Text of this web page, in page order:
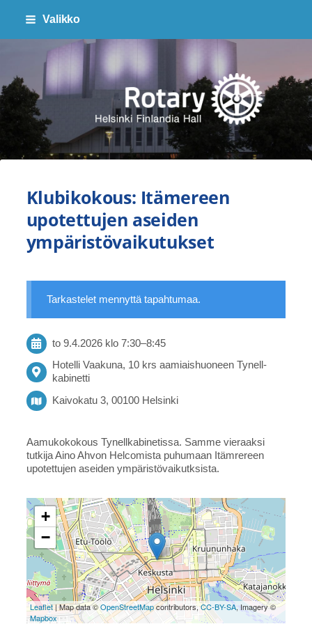
Siirry
sivun
sisältöön
Valikko
Finlandia Hall Rotaryklubi ry
Klubikokous: Itämereen
upotettujen aseiden
ympäristövaikutukset
Tarkastelet mennyttä tapahtumaa.
to 9.4.2026 klo 7:30–8:45
Hotelli Vaakuna, 10 krs aamiaishuoneen Tynell-
kabinetti
Kaivokatu 3, 00100 Helsinki
Aamukokokous Tynellkabinetissa. Samme vieraaksi
tutkija Aino Ahvon Helcomista puhumaan Itämrereen
upotettujen aseiden ympäristövaikutksista.
+
−
Leaflet| Map data ©OpenStreetMapcontributors,CC-BY-SA, Imagery ©
Mapbox